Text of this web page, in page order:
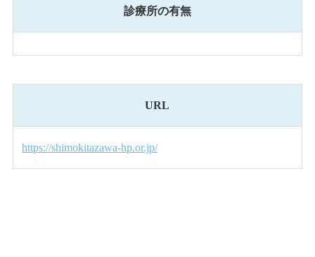
診療所の有無
URL
https://shimokitazawa-hp.or.jp/